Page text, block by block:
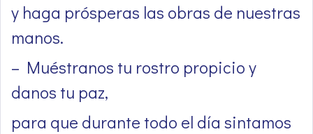
y haga prósperas las obras de nuestras
manos.
– Muéstranos tu rostro propicio y
danos tu paz,
para que durante todo el día sintamos